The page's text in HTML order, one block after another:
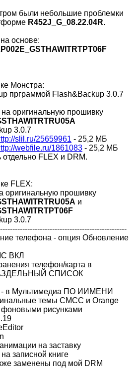
были небольшие проблемки
R452J_G_08.22.04R.
основе:
Монстра:
прграммой Flash&Backup 3.0.7
на оригинальную прошивку
3.0.7
slil.ru/25659961 - 25,2 МБ
webfile.ru/1861083 - 25,2 МБ
FLEX и DRM.
FLEX:
оригинальную прошивку
и
3.0.7
телефона - опция Обновление
ВКЛ
телефон/карта в
СПИСОК
- в Мультимедиа ПО ИИМЕНИ
темы CMCC и Orange
рисунками
на заставку
записной книге
заменены под мой DRM